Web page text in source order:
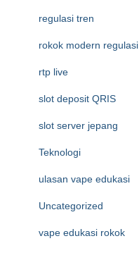
regulasi tren
rokok modern regulasi
rtp live
slot deposit QRIS
slot server jepang
Teknologi
ulasan vape edukasi
Uncategorized
vape edukasi rokok